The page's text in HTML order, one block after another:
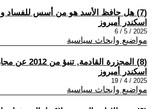
(7) هل حافظ الأسد هو من أسس للفساد والنظام الفاسد في سوريا؟
اسكندر أمبروز
2025 / 5 / 6
مواضيع وابحاث سياسية
(8) المجزرة القادمة, تنبؤ من 2012 عن مجازر الساحل السوري.
اسكندر أمبروز
2025 / 4 / 19
مواضيع وابحاث سياسية